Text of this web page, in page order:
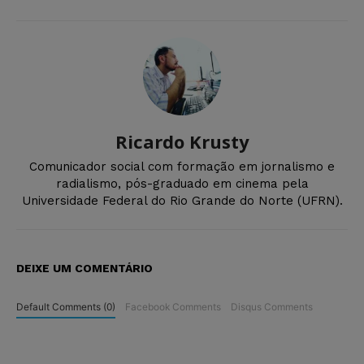
Ricardo Krusty
Comunicador social com formação em jornalismo e
radialismo, pós-graduado em cinema pela
Universidade Federal do Rio Grande do Norte (UFRN).
DEIXE UM COMENTÁRIO
Default Comments (0) Facebook Comments Disqus Comments